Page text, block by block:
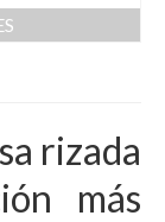
rizada
más